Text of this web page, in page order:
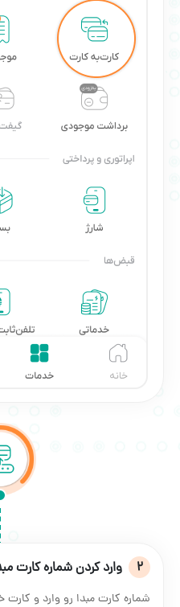
2 وارد کردن شماره کارت
شماره کارت مبدا رو وارد و کارت